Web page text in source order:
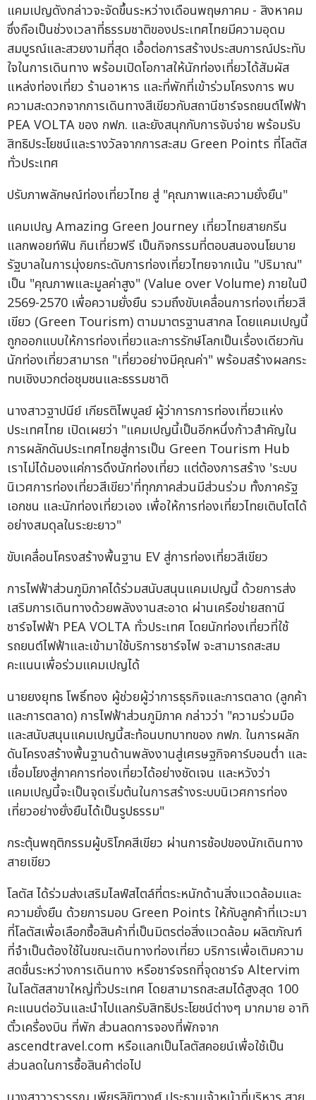
แคมเปญดังกล่าวจะจัดขึ้นระหว่างเดือนพฤษภาคม - สิงหาคม
ซึ่งถือเป็นช่วงเวลาที่ธรรมชาติของประเทศไทยมีความอุดม
สมบูรณ์และสวยงามที่สุด เอื้อต่อการสร้างประสบการณ์ประทับ
ใจในการเดินทาง พร้อมเปิดโอกาสให้นักท่องเที่ยวได้สัมผัส
แหล่งท่องเที่ยว ร้านอาหาร และที่พักที่เข้าร่วมโครงการ พบ
ความสะดวกจากการเดินทางสีเขียวกับสถานีชาร์จรถยนต์ไฟฟ้า
PEA VOLTA ของ กฟภ. และยังสนุกกับการจับจ่าย พร้อมรับ
สิทธิประโยชน์และรางวัลจากการสะสม Green Points ที่โลตัส
ทั่วประเทศ
ปรับภาพลักษณ์ท่องเที่ยวไทย สู่ "คุณภาพและความยั่งยืน"
แคมเปญ Amazing Green Journey เที่ยวไทยสายกรีน
แลกพอยท์ฟิน กินเที่ยวฟรี เป็นกิจกรรมที่ตอบสนองนโยบาย
รัฐบาลในการมุ่งยกระดับการท่องเที่ยวไทยจากเน้น "ปริมาณ"
เป็น "คุณภาพและมูลค่าสูง" (Value over Volume) ภายในปี
2569-2570 เพื่อความยั่งยืน รวมถึงขับเคลื่อนการท่องเที่ยวสี
เขียว (Green Tourism) ตามมาตรฐานสากล โดยแคมเปญนี้
ถูกออกแบบให้การท่องเที่ยวและการรักษ์โลกเป็นเรื่องเดียวกัน
นักท่องเที่ยวสามารถ "เที่ยวอย่างมีคุณค่า" พร้อมสร้างผลกระ
ทบเชิงบวกต่อชุมชนและธรรมชาติ
นางสาวฐาปนีย์ เกียรติไพบูลย์ ผู้ว่าการการท่องเที่ยวแห่ง
ประเทศไทย เปิดเผยว่า "แคมเปญนี้เป็นอีกหนึ่งก้าวสำคัญใน
การผลักดันประเทศไทยสู่การเป็น Green Tourism Hub
เราไม่ได้มองแค่การดึงนักท่องเที่ยว แต่ต้องการสร้าง 'ระบบ
นิเวศการท่องเที่ยวสีเขียว'ที่ทุกภาคส่วนมีส่วนร่วม ทั้งภาครัฐ
เอกชน และนักท่องเที่ยวเอง เพื่อให้การท่องเที่ยวไทยเติบโตได้
อย่างสมดุลในระยะยาว"
ขับเคลื่อนโครงสร้างพื้นฐาน EV สู่การท่องเที่ยวสีเขียว
การไฟฟ้าส่วนภูมิภาคได้ร่วมสนับสนุนแคมเปญนี้ ด้วยการส่ง
เสริมการเดินทางด้วยพลังงานสะอาด ผ่านเครือข่ายสถานี
ชาร์จไฟฟ้า PEA VOLTA ทั่วประเทศ โดยนักท่องเที่ยวที่ใช้
รถยนต์ไฟฟ้าและเข้ามาใช้บริการชาร์จไฟ จะสามารถสะสม
คะแนนเพื่อร่วมแคมเปญได้
นายยงยุทธ โพธิ์ทอง ผู้ช่วยผู้ว่าการธุรกิจและการตลาด (ลูกค้า
และการตลาด) การไฟฟ้าส่วนภูมิภาค กล่าวว่า "ความร่วมมือ
และสนับสนุนแคมเปญนี้สะท้อนบทบาทของ กฟภ. ในการผลัก
ดันโครงสร้างพื้นฐานด้านพลังงานสู่เศรษฐกิจคาร์บอนต่ำ และ
เชื่อมโยงสู่ภาคการท่องเที่ยวได้อย่างชัดเจน และหวังว่า
แคมเปญนี้จะเป็นจุดเริ่มต้นในการสร้างระบบนิเวศการท่อง
เที่ยวอย่างยั่งยืนได้เป็นรูปธรรม"
กระตุ้นพฤติกรรมผู้บริโภคสีเขียว ผ่านการช้อปของนักเดินทาง
สายเขียว
โลตัส ได้ร่วมส่งเสริมไลฟ์สไตล์ที่ตระหนักด้านสิ่งแวดล้อมและ
ความยั่งยืน ด้วยการมอบ Green Points ให้กับลูกค้าที่แวะมา
ที่โลตัสเพื่อเลือกซื้อสินค้าที่เป็นมิตรต่อสิ่งแวดล้อม ผลิตภัณฑ์
ที่จำเป็นต้องใช้ในขณะเดินทางท่องเที่ยว บริการเพื่อเติมความ
สดชื่นระหว่างการเดินทาง หรือชาร์จรถที่จุดชาร์จ Altervim
ในโลตัสสาขาใหญ่ทั่วประเทศ โดยสามารถสะสมได้สูงสุด 100
คะแนนต่อวันและนำไปแลกรับสิทธิประโยชน์ต่างๆ มากมาย อาทิ
ตั๋วเครื่องบิน ที่พัก ส่วนลดการจองที่พักจาก
ascendtravel.com หรือแลกเป็นโลตัสคอยน์เพื่อใช้เป็น
ส่วนลดในการซื้อสินค้าต่อไป